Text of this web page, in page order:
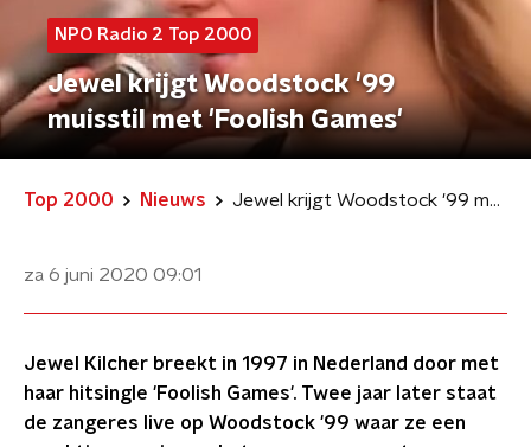
NPO Radio 2 Top 2000
Jewel krijgt Woodstock '99
muisstil met 'Foolish Games'
Top 2000 Nieuws Jewel krijgt Woodstock '99 muisstil met 'Foolish Games'
za 6 juni 2020 09:01
Jewel Kilcher breekt in 1997 in Nederland door met
haar hitsingle 'Foolish Games'. Twee jaar later staat
de zangeres live op Woodstock '99 waar ze een